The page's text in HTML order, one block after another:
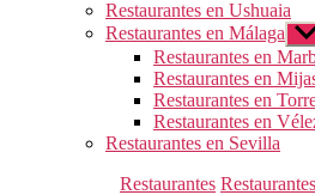
Restaurantes en Ushuaia
Restaurantes en Málaga
el
Restaurantes en
Restaurantes en
Restaurantes en
Restaurantes en
Restaurantes en Sevilla
Restaurantes